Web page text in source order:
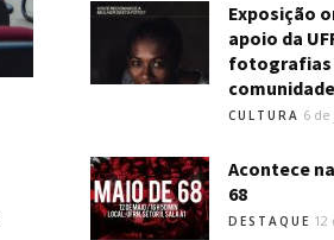
Exposição
apoio da
fotografias
CULTURA 6
Acontece
68
DESTAQUE 12